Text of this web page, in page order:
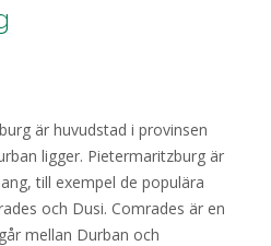
är huvudstad i provinsen
ligger. Pietermaritzburg är
till exempel de populära
och Dusi. Comrades är en
mellan Durban och